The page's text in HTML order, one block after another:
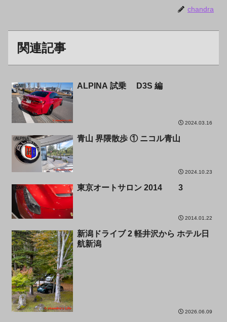
chandra
関連記事
CAR ALPINA 試乗 D3S 編
2024.03.16
ALPINA 青山 界隈散歩 ① ニコル青山
2024.10.23
CAR 東京オートサロン 2014 3
2014.01.22
ALPINA
新潟ドライブ 2 軽井沢から ホテル日
航新潟
2026.06.09